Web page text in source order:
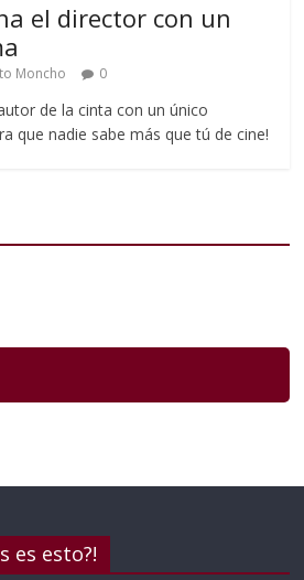
el director con un
Moncho 0
de la cinta con un único
que nadie sabe más que tú de cine!
es esto?!